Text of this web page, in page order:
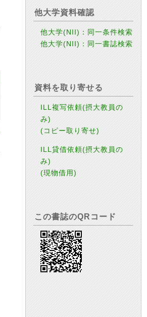
他大学資料確認
他大学(NII)：同一条件検索
他大学(NII)：同一書誌検索
資料を取り寄せる
ILL複写依頼(摂大教員の
み)
(コピー取り寄せ)
ILL貸借依頼(摂大教員の
み)
(現物借用)
この書誌のQRコード